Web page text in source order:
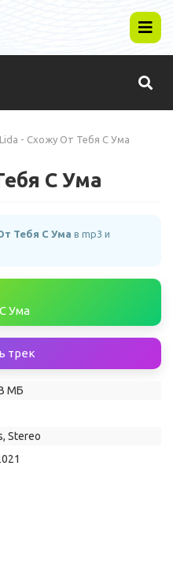
Lida - Схожу От Тебя С Ума
С Ума
Тебя С Ума в mp3 и
Ума
трек
МБ
Stereo